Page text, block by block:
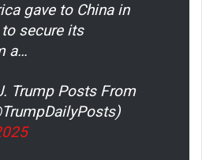
gave to China in
secure its
a…
Trump Posts From